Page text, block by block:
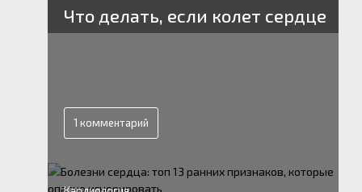
Что делать, если колет сердце
1 комментарий